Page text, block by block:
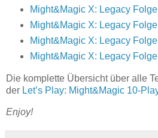
Might&Magic X: Legacy
Might&Magic X: Legacy
Might&Magic X: Legacy
Might&Magic X: Legacy
Die komplette Übersicht über alle
der Let’s Play: Might&Magic 10-
Enjoy!